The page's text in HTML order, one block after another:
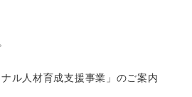
ル人材育成支援事業」のご案内